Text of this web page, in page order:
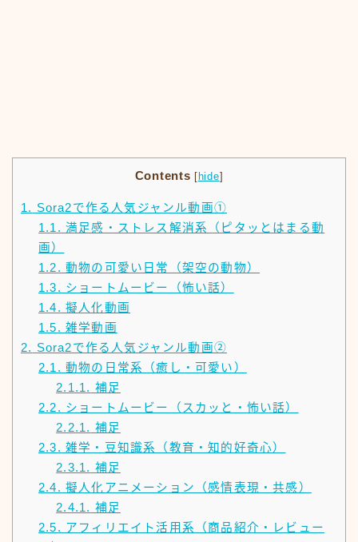
Contents [ hide]
1. Sora2で作る人気ジャンル動画①
1.1. 満足感・ストレス解消系（ピタッとはまる動
画）
1.2. 動物の可愛い日常（架空の動物）
1.3. ショートムービー（怖い話）
1.4. 擬人化動画
1.5. 雑学動画
2. Sora2で作る人気ジャンル動画②
2.1. 動物の日常系（癒し・可愛い）
2.1.1. 補足
2.2. ショートムービー（スカッと・怖い話）
2.2.1. 補足
2.3. 雑学・豆知識系（教育・知的好奇心）
2.3.1. 補足
2.4. 擬人化アニメーション（感情表現・共感）
2.4.1. 補足
2.5. アフィリエイト活用系（商品紹介・レビュー